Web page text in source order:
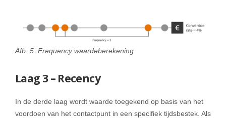
Afb. 5: Frequency waardeberekening
Laag 3 – Recency
In de derde laag wordt waarde toegekend op basis van het
voordoen van het contactpunt in een specifiek tijdsbestek. Als